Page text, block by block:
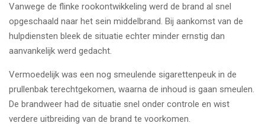
Vanwege de flinke rookontwikkeling werd de brand al snel
opgeschaald naar het sein middelbrand. Bij aankomst van de
hulpdiensten bleek de situatie echter minder ernstig dan
aanvankelijk werd gedacht.
Vermoedelijk was een nog smeulende sigarettenpeuk in de
prullenbak terechtgekomen, waarna de inhoud is gaan smeulen.
De brandweer had de situatie snel onder controle en wist
verdere uitbreiding van de brand te voorkomen.